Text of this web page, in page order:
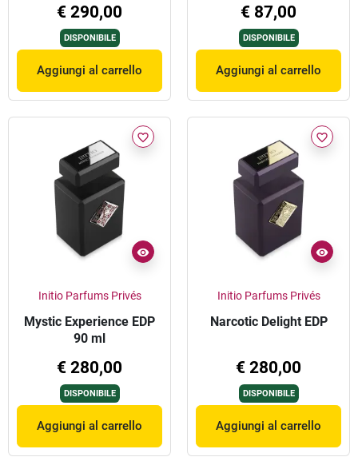
€ 290,00
DISPONIBILE
Aggiungi al carrello
€ 87,00
DISPONIBILE
Aggiungi al carrello
favorite_border
Initio Parfums Privés
Mystic Experience EDP
90 ml
€ 280,00
DISPONIBILE
Aggiungi al carrello
favorite_border
Initio Parfums Privés
Narcotic Delight EDP
€ 280,00
DISPONIBILE
Aggiungi al carrello